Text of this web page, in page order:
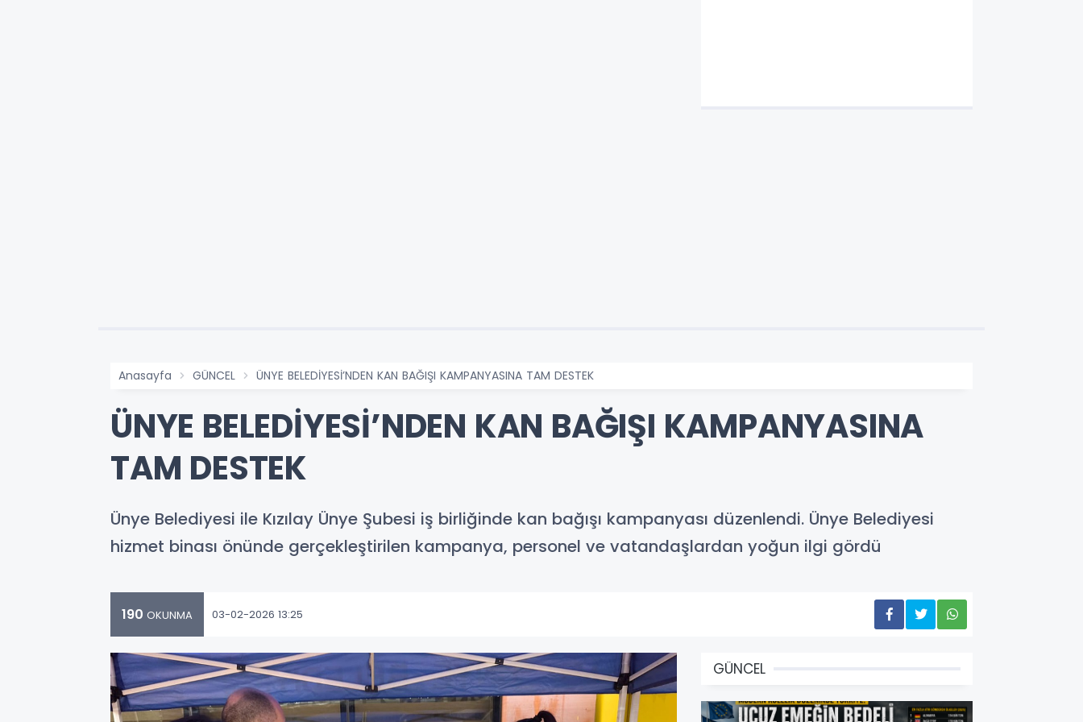
Anasayfa GÜNCEL ÜNYE BELEDİYESİ’NDEN KAN BAĞIŞI KAMPANYASINA TAM DESTEK
ÜNYE BELEDİYESİ’NDEN KAN BAĞIŞI KAMPANYASINA
TAM DESTEK
Ünye Belediyesi ile Kızılay Ünye Şubesi iş birliğinde kan bağışı kampanyası düzenlendi. Ünye Belediyesi
hizmet binası önünde gerçekleştirilen kampanya, personel ve vatandaşlardan yoğun ilgi gördü
190 OKUNMA 03-02-2026 13:25
GÜNCEL